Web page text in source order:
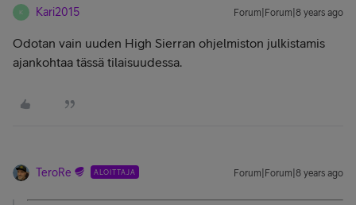
K Kari2015 Forum|Forum|8 years ago
Odotan vain uuden High Sierran ohjelmiston julkistamis
ajankohtaa tässä tilaisuudessa.
TeroRe ALOITTAJA Forum|Forum|8 years ago